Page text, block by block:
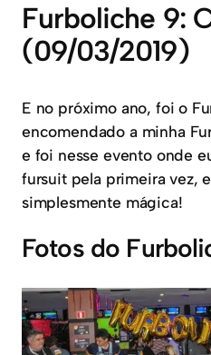
Furboliche 9:
(09/03/2019)
E no próximo ano, foi o
encomendado a minha
e foi nesse evento onde
fursuit pela primeira vez,
simplesmente mágica!
Fotos do